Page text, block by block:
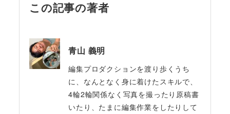
この記事の著者
青山 義明
編集プロダクションを渡り歩くうち
に、なんとなく身に着けたスキルで、
4輪2輪関係なく写真を撮ったり原稿書
いたり、たまに編集作業をしたりして